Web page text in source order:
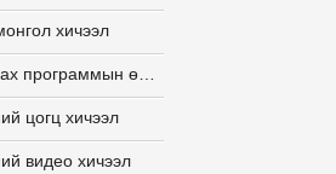
хичээл
цогц хичээл
видео хичээл